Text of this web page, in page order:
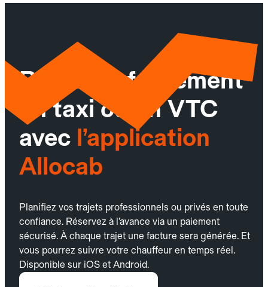
Réservez facilement
un taxi ou un VTC
avec l’application
Allocab
Planifiez vos trajets professionnels ou privés en toute
confiance. Réservez à l’avance via un paiement
sécurisé. À chaque trajet une facture sera générée. Et
vous pourrez suivre votre chauffeur en temps réel.
Disponible sur iOS et Android.